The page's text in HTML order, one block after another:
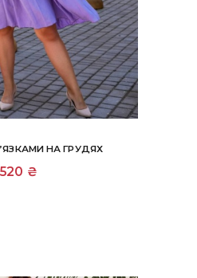
НА ГРУДЯХ
520 ₴